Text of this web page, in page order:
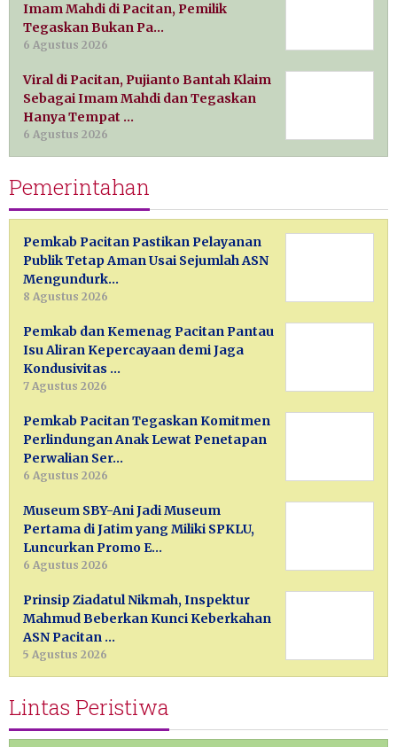
Imam Mahdi di Pacitan, Pemilik
Tegaskan Bukan Pa…
6 Agustus 2026
Viral di Pacitan, Pujianto Bantah Klaim
Sebagai Imam Mahdi dan Tegaskan
Hanya Tempat …
6 Agustus 2026
Pemerintahan
Pemkab Pacitan Pastikan Pelayanan
Publik Tetap Aman Usai Sejumlah ASN
Mengundurk…
8 Agustus 2026
Pemkab dan Kemenag Pacitan Pantau
Isu Aliran Kepercayaan demi Jaga
Kondusivitas …
7 Agustus 2026
Pemkab Pacitan Tegaskan Komitmen
Perlindungan Anak Lewat Penetapan
Perwalian Ser…
6 Agustus 2026
Museum SBY-Ani Jadi Museum
Pertama di Jatim yang Miliki SPKLU,
Luncurkan Promo E…
6 Agustus 2026
Prinsip Ziadatul Nikmah, Inspektur
Mahmud Beberkan Kunci Keberkahan
ASN Pacitan …
5 Agustus 2026
Lintas Peristiwa